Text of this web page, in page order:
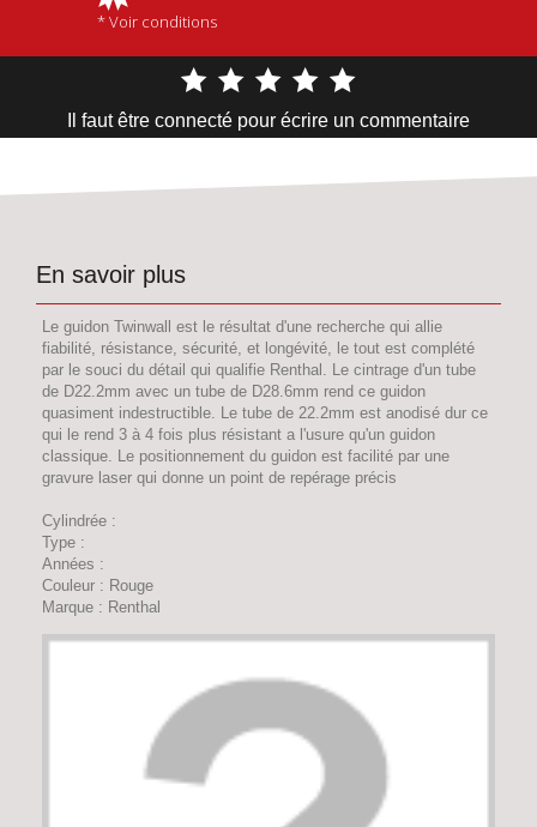
* Voir conditions
Il faut être connecté pour écrire un commentaire
En savoir plus
Le guidon Twinwall est le résultat d'une recherche qui allie
fiabilité, résistance, sécurité, et longévité, le tout est complété
par le souci du détail qui qualifie Renthal. Le cintrage d'un tube
de D22.2mm avec un tube de D28.6mm rend ce guidon
quasiment indestructible. Le tube de 22.2mm est anodisé dur ce
qui le rend 3 à 4 fois plus résistant a l'usure qu'un guidon
classique. Le positionnement du guidon est facilité par une
gravure laser qui donne un point de repérage précis
Cylindrée :
Type :
Années :
Couleur : Rouge
Marque : Renthal